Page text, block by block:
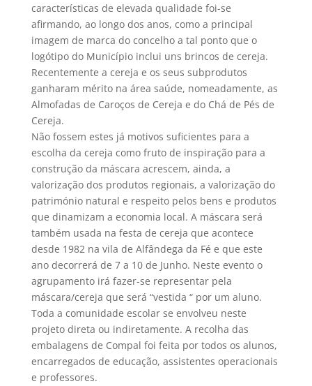
características de elevada qualidade foi-se
afirmando, ao longo dos anos, como a principal
imagem de marca do concelho a tal ponto que o
logótipo do Município inclui uns brincos de cereja.
Recentemente a cereja e os seus subprodutos
ganharam mérito na área saúde, nomeadamente, as
Almofadas de Caroços de Cereja e do Chá de Pés de
Cereja.
Não fossem estes já motivos suficientes para a
escolha da cereja como fruto de inspiração para a
construção da máscara acrescem, ainda, a
valorização dos produtos regionais, a valorização do
património natural e respeito pelos bens e produtos
que dinamizam a economia local. A máscara será
também usada na festa de cereja que acontece
desde 1982 na vila de Alfândega da Fé e que este
ano decorrerá de 7 a 10 de Junho. Neste evento o
agrupamento irá fazer-se representar pela
máscara/cereja que será “vestida “ por um aluno.
Toda a comunidade escolar se envolveu neste
projeto direta ou indiretamente. A recolha das
embalagens de Compal foi feita por todos os alunos,
encarregados de educação, assistentes operacionais
e professores.